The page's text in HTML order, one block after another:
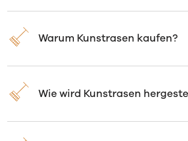
Warum Kunstrasen kaufen?
Wie wird Kunstrasen